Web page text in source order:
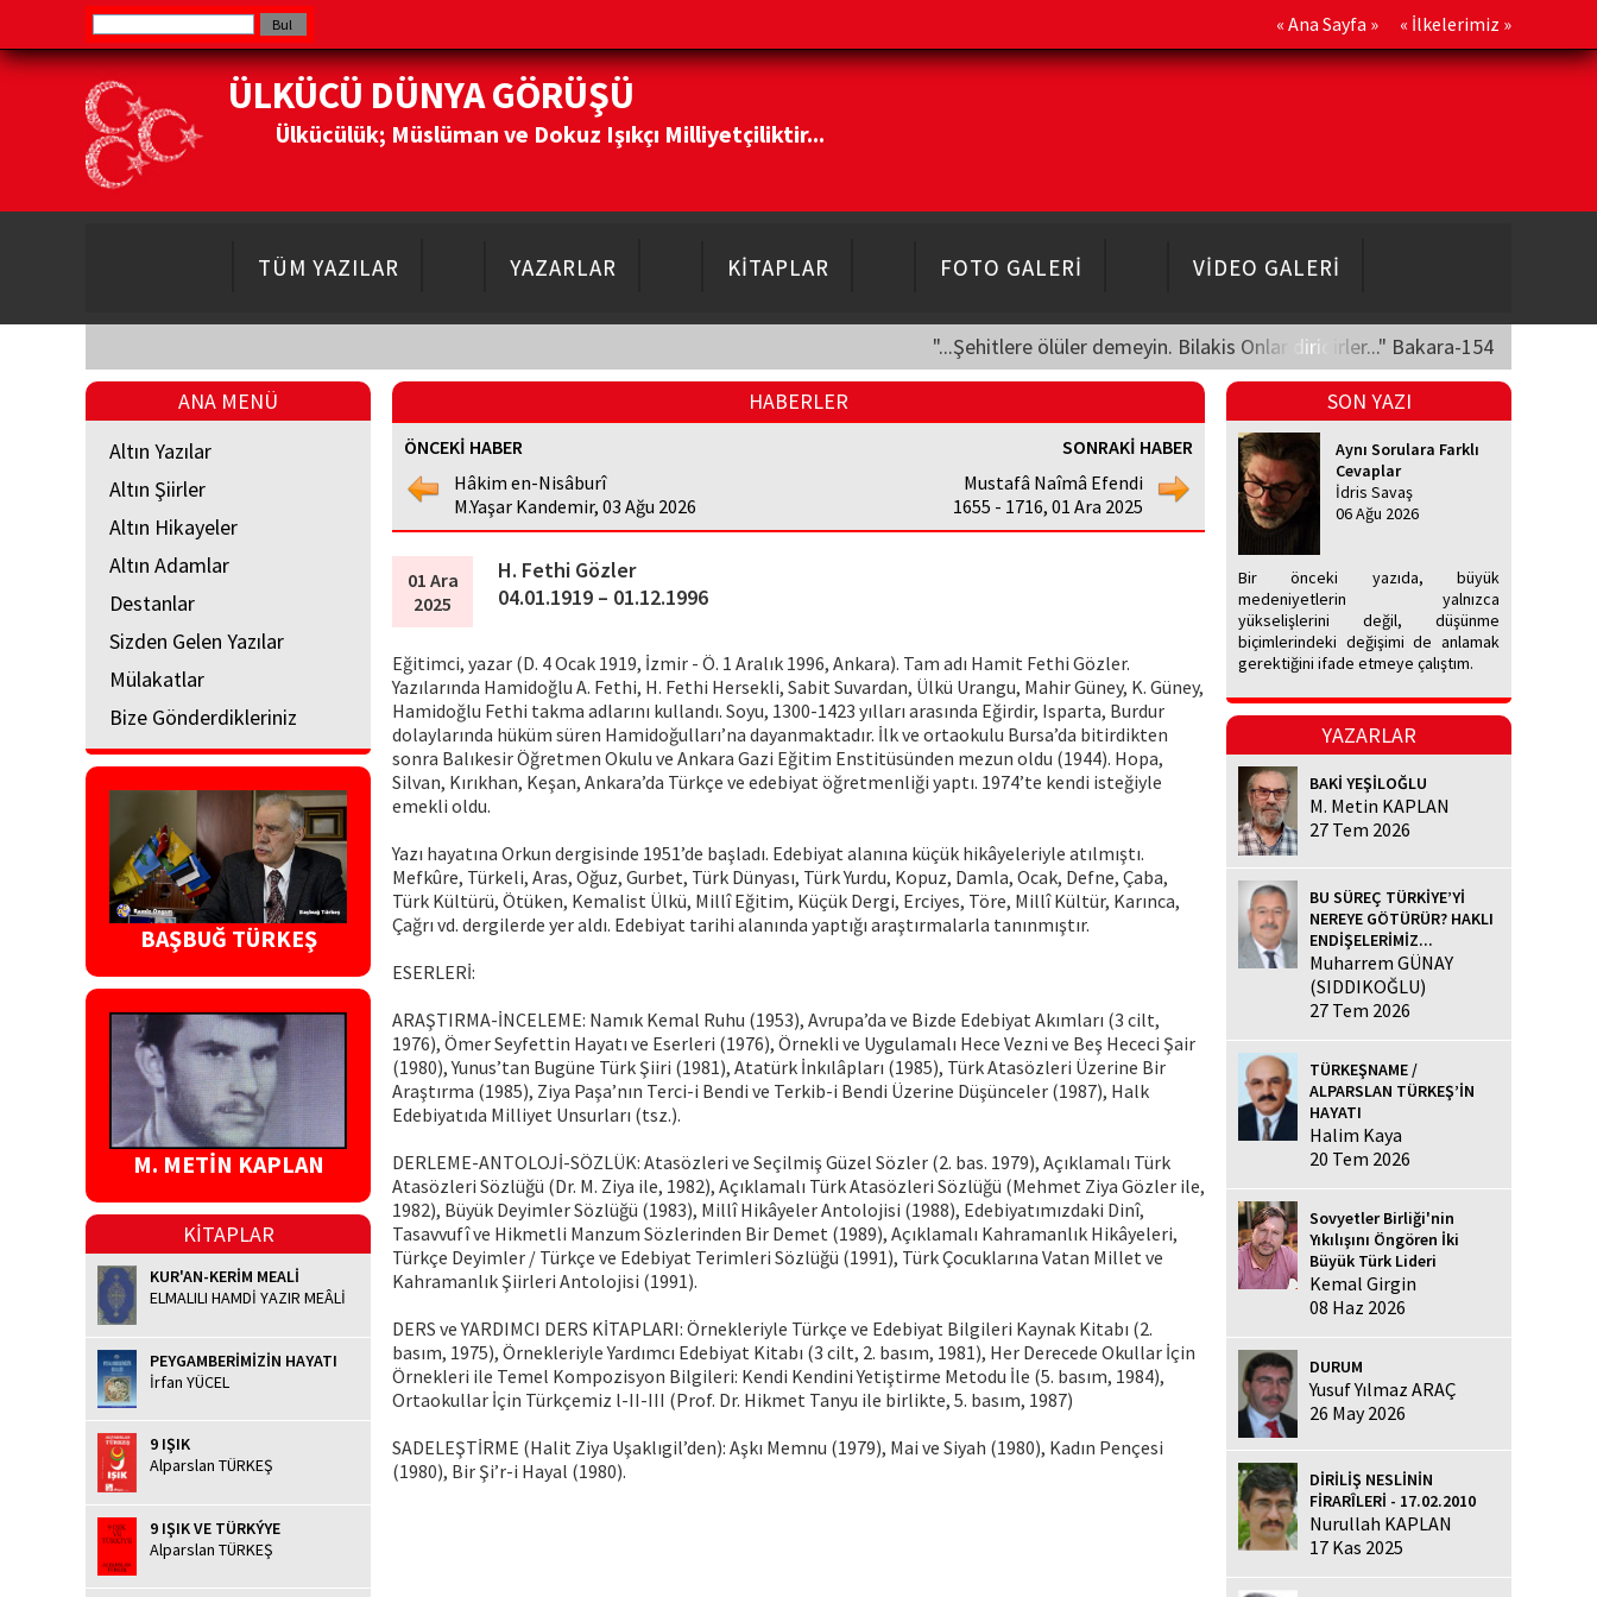
« Ana Sayfa » « İlkelerimiz »
ÜLKÜCÜ DÜNYA GÖRÜŞÜ
Ülkücülük; Müslüman ve Dokuz Işıkçı Milliyetçiliktir...
TÜM YAZILAR YAZARLAR KİTAPLAR FOTO GALERİ VİDEO GALERİ
"...Şehitlere ölüler demeyin. Bilakis Onlar diridirler..." Bakara-154
ANA MENÜ
Altın Yazılar
Altın Şiirler
Altın Hikayeler
Altın Adamlar
Destanlar
Sizden Gelen Yazılar
Mülakatlar
Bize Gönderdikleriniz
BAŞBUĞ TÜRKEŞ
M. METİN KAPLAN
KİTAPLAR
KUR'AN-KERİM MEALİ
ELMALILI HAMDİ YAZIR MEÂLİ
PEYGAMBERİMİZİN HAYATI
İrfan YÜCEL
9 IŞIK
Alparslan TÜRKEŞ
9 IŞIK VE TÜRKÝYE
Alparslan TÜRKEŞ
HABERLER
ÖNCEKİ HABER
Hâkim en-Nisâburî
M.Yaşar Kandemir, 03 Ağu 2026
SONRAKİ HABER
Mustafâ Naîmâ Efendi
1655 - 1716, 01 Ara 2025
01 Ara
2025
H. Fethi Gözler
04.01.1919 – 01.12.1996
Eğitimci, yazar (D. 4 Ocak 1919, İzmir - Ö. 1 Aralık 1996, Ankara). Tam adı Hamit Fethi Gözler.
Yazılarında Hamidoğlu A. Fethi, H. Fethi Hersekli, Sabit Suvardan, Ülkü Urangu, Mahir Güney, K. Güney,
Hamidoğlu Fethi takma adlarını kullandı. Soyu, 1300-1423 yılları arasında Eğirdir, Isparta, Burdur
dolaylarında hüküm süren Hamidoğulları’na dayanmaktadır. İlk ve ortaokulu Bursa’da bitirdikten
sonra Balıkesir Öğretmen Okulu ve Ankara Gazi Eğitim Enstitüsünden mezun oldu (1944). Hopa,
Silvan, Kırıkhan, Keşan, Ankara’da Türkçe ve edebiyat öğretmenliği yaptı. 1974’te kendi isteğiyle
emekli oldu.
Yazı hayatına Orkun dergisinde 1951’de başladı. Edebiyat alanına küçük hikâyeleriyle atılmıştı.
Mefkûre, Türkeli, Aras, Oğuz, Gurbet, Türk Dünyası, Türk Yurdu, Kopuz, Damla, Ocak, Defne, Çaba,
Türk Kültürü, Ötüken, Kemalist Ülkü, Millî Eğitim, Küçük Dergi, Erciyes, Töre, Millî Kültür, Karınca,
Çağrı vd. dergilerde yer aldı. Edebiyat tarihi alanında yaptığı araştırmalarla tanınmıştır.
ESERLERİ:
ARAŞTIRMA-İNCELEME: Namık Kemal Ruhu (1953), Avrupa’da ve Bizde Edebiyat Akımları (3 cilt,
1976), Ömer Seyfettin Hayatı ve Eserleri (1976), Örnekli ve Uygulamalı Hece Vezni ve Beş He­ceci Şair
(1980), Yunus’tan Bugüne Türk Şiiri (1981), Atatürk İnkılâpları (1985), Türk Atasözleri Üzerine Bir
Araştırma (1985), Ziya Paşa’nın Terci-i Bendi ve Terkib-i Bendi Üzerine Düşünceler (1987), Halk
Edebiyatıda Milliyet Unsurları (tsz.).
DERLEME-ANTOLOJİ-SÖZLÜK: Atasözleri ve Seçilmiş Güzel Sözler (2. bas. 1979), Açıklamalı Türk
Atasözleri Sözlüğü (Dr. M. Ziya ile, 1982), Açıklamalı Türk Atasözleri Sözlüğü (Mehmet Ziya Gözler ile,
1982), Büyük Deyimler Sözlüğü (1983), Millî Hikâyeler Antolojisi (1988), Edebiyatımızdaki Dinî,
Tasavvufî ve Hikmetli Manzum Sözlerinden Bir Demet (1989), Açıklamalı Kahramanlık Hikâye­leri,
Türkçe Deyimler / Türkçe ve Edebiyat Terimleri Sözlüğü (1991), Türk Çocuklarına Vatan Millet ve
Kahramanlık Şiirleri Antolojisi (1991).
DERS ve YARDIMCI DERS KİTAPLARI: Örnekleriy­le Türkçe ve Edebiyat Bilgileri Kaynak Kitabı (2.
basım, 1975), Örnekleriyle Yardımcı Ede­biyat Kitabı (3 cilt, 2. basım, 1981), Her Derecede Okullar İçin
Örnekleri ile Temel Kompozis­yon Bilgileri: Kendi Kendini Yetiştirme Meto­du İle (5. basım, 1984),
Ortaokullar İçin Türkçemiz l-II-III (Prof. Dr. Hikmet Tanyu ile bir­likte, 5. basım, 1987)
SADELEŞTİRME (Halit Ziya Uşaklıgil’den): Aşkı Memnu (1979), Mai ve Siyah (1980), Kadın Pençesi
(1980), Bir Şi’r-i Hayal (1980).
SON YAZI
Aynı Sorulara Farklı
Cevaplar
İdris Savaş
06 Ağu 2026
Bir önceki yazıda, büyük
medeniyetlerin yalnızca
yükselişlerini değil, düşünme
biçimlerindeki değişimi de anlamak
gerektiğini ifade etmeye çalıştım.
YAZARLAR
BAKİ YEŞİLOĞLU
M. Metin KAPLAN
27 Tem 2026
BU SÜREÇ TÜRKİYE’Yİ
NEREYE GÖTÜRÜR? HAKLI
ENDİŞELERİMİZ...
Muharrem GÜNAY
(SIDDIKOĞLU)
27 Tem 2026
TÜRKEŞNAME /
ALPARSLAN TÜRKEŞ’İN
HAYATI
Halim Kaya
20 Tem 2026
Sovyetler Birliği'nin
Yıkılışını Öngören İki
Büyük Türk Lideri
Kemal Girgin
08 Haz 2026
DURUM
Yusuf Yılmaz ARAÇ
26 May 2026
DİRİLİŞ NESLİNİN
FİRARÎLERİ - 17.02.2010
Nurullah KAPLAN
17 Kas 2025